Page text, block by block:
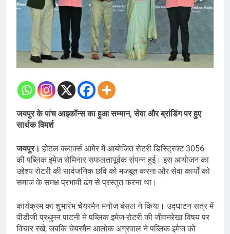
जयपुर के पांच आइकॉन्स का हुआ सम्मान, सेवा और ब्रांडिंग पर हुए
सार्थक विमर्श
जयपुर। होटल क्लार्क्स आमेर में आयोजित रोटरी डिस्ट्रिक्ट 3056
की पब्लिक इमेज सेमिनार सफलतापूर्वक संपन्न हुई। इस आयोजन का
उद्देश्य रोटरी की सार्वजनिक छवि को मजबूत करना और सेवा कार्यों को
समाज के समक्ष प्रभावी ढंग से प्रस्तुत करना था।
कार्यक्रम का शुभारंभ चेयरमैन मनोज बंसल ने किया। उद्घाटन सत्र में
पीडीजी प्रधुमन पाटनी ने पब्लिक इमेज-रोटरी की जीवनरेखा विषय पर
विचार रखे, जबकि चेयरमैन आलोक अग्रवाल ने पब्लिक इमेज को